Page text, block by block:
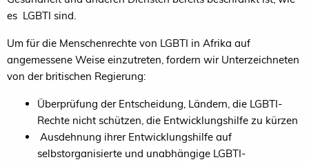
es LGBTI sind.
Um für die Menschenrechte von LGBTI in Afrika auf
angemessene Weise einzutreten, fordern wir Unterzeichneten
von der britischen Regierung:
Überprüfung der Entscheidung, Ländern, die LGBTI-
Rechte nicht schützen, die Entwicklungshilfe zu kürzen
Ausdehnung ihrer Entwicklungshilfe auf
selbstorganisierte und unabhängige LGBTI-